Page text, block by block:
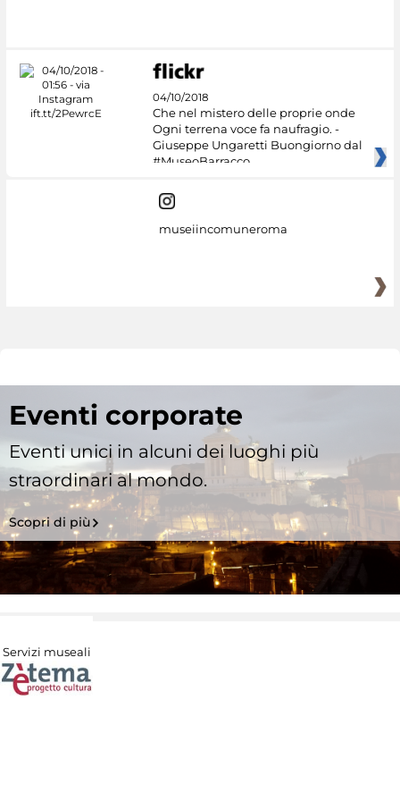
04/10/2018
Che nel mistero delle proprie onde
Ogni terrena voce fa naufragio. -
Giuseppe Ungaretti Buongiorno dal
#MuseoBarracco
museiincomuneroma
Eventi corporate
Eventi unici in alcuni dei luoghi più
straordinari al mondo.
Scopri di più
Servizi museali